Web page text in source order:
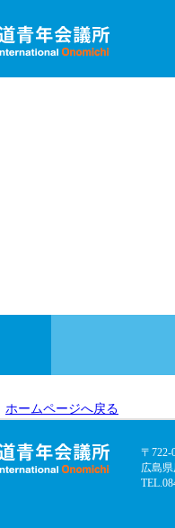
ホームページへ戻る
〒722-
広島